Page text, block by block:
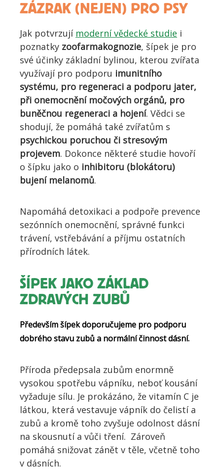
ZÁZRAK (NEJEN) PRO PSY
Jak potvrzují moderní vědecké studie i
poznatky zoofarmakognozie, šípek je pro
své účinky základní bylinou, kterou zvířata
využívají pro podporu imunitního
systému, pro regeneraci a podporu jater,
při onemocnění močových orgánů, pro
buněčnou regeneraci a hojení. Vědci se
shodují, že pomáhá také zvířatům s
psychickou poruchou či stresovým
projevem. Dokonce některé studie hovoří
o šípku jako o inhibitoru (blokátoru)
bujení melanomů.
Napomáhá detoxikaci a podpoře prevence
sezónních onemocnění, správné funkci
trávení, vstřebávání a příjmu ostatních
přírodních látek.
ŠÍPEK JAKO ZÁKLAD
ZDRAVÝCH ZUBŮ
Především šípek doporučujeme pro podporu
dobrého stavu zubů a normální činnost dásní.
Příroda předepsala zubům enormně
vysokou spotřebu vápníku, neboť kousání
vyžaduje sílu. Je prokázáno, že vitamín C je
látkou, která vestavuje vápník do čelistí a
zubů a kromě toho zvyšuje odolnost dásní
na skousnutí a vůči tření. Zároveň
pomáhá snižovat zánět v těle, včetně toho
v dásních.